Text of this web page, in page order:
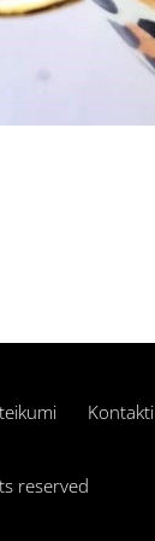
Kontakti
reserved